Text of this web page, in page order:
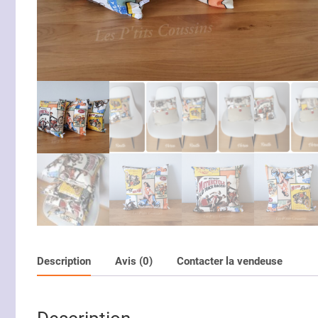
Description Avis (0) Contacter la vendeuse